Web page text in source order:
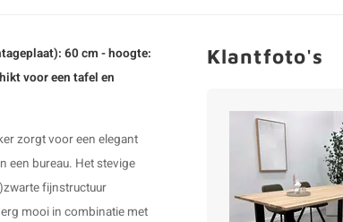
60 cm - hoogte:
voor een tafel en
zorgt voor een elegant
een bureau. Het stevige
fijnstructuur
mooi in combinatie met
Klantfoto's